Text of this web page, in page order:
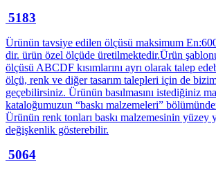
5183
Ürünün tavsiye edilen ölçüsü maksimum
dir. ürün özel ölçüde üretilmektedir.Ürün
ölçüsü ABCDF kısımlarını ayrı olarak talep
ölçü, renk ve diğer tasarım talepleri için de
geçebilirsiniz. Ürünün basılmasını istediğiniz
kataloğumuzun “baskı malzemeleri”
Ürünün renk tonları baskı malzemesinin yüzey
değişkenlik gösterebilir.
5064